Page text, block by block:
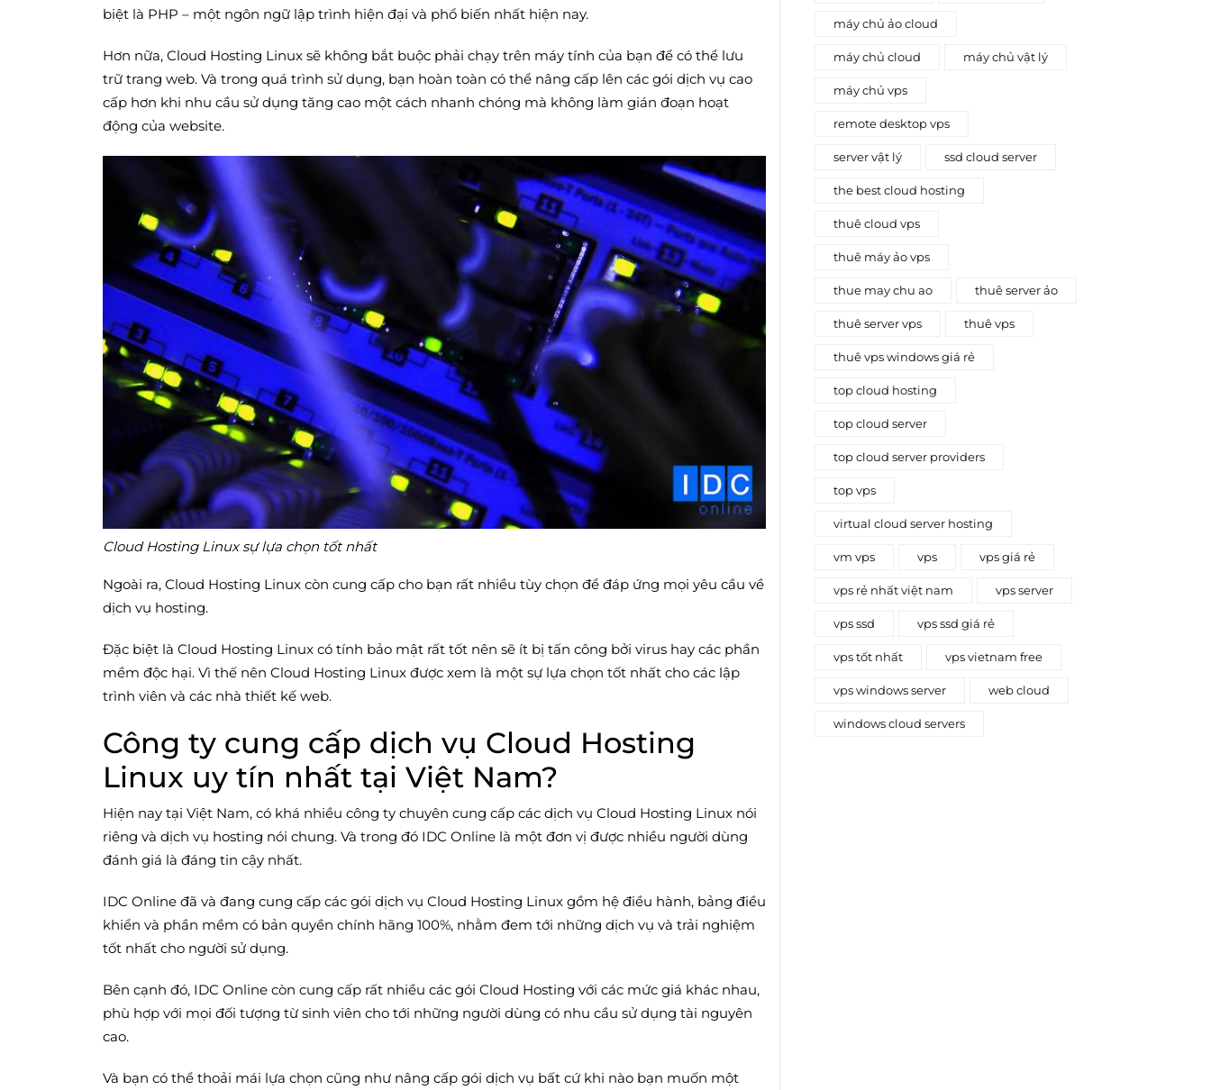
biệt là PHP – một ngôn ngữ lập trình hiện đại và phổ biến nhất hiện nay.
Hơn nữa, Cloud Hosting Linux sẽ không bắt buộc phải chạy trên máy tính của bạn để có thể lưu
trữ trang web. Và trong quá trình sử dụng, bạn hoàn toàn có thể nâng cấp lên các gói dịch vụ cao
cấp hơn khi nhu cầu sử dụng tăng cao một cách nhanh chóng mà không làm gián đoạn hoạt
động của website.
Cloud Hosting Linux sự lựa chọn tốt nhất
Ngoài ra, Cloud Hosting Linux còn cung cấp cho bạn rất nhiều tùy chọn để đáp ứng mọi yêu cầu về
dịch vụ hosting.
Đặc biệt là Cloud Hosting Linux có tính bảo mật rất tốt nên sẽ ít bị tấn công bởi virus hay các phần
mềm độc hại. Vì thế nên Cloud Hosting Linux được xem là một sự lựa chọn tốt nhất cho các lập
trình viên và các nhà thiết kế web.
Công ty cung cấp dịch vụ Cloud Hosting
Linux uy tín nhất tại Việt Nam?
Hiện nay tại Việt Nam, có khá nhiều công ty chuyên cung cấp các dịch vụ Cloud Hosting Linux nói
riêng và dịch vụ hosting nói chung. Và trong đó IDC Online là một đơn vị được nhiều người dùng
đánh giá là đáng tin cậy nhất.
IDC Online đã và đang cung cấp các gói dịch vụ Cloud Hosting Linux gồm hệ điều hành, bảng điều
khiển và phần mềm có bản quyền chính hãng 100%, nhằm đem tới những dịch vụ và trải nghiệm
tốt nhất cho người sử dụng.
Bên cạnh đó, IDC Online còn cung cấp rất nhiều các gói Cloud Hosting với các mức giá khác nhau,
phù hợp với mọi đối tượng từ sinh viên cho tới những người dùng có nhu cầu sử dụng tài nguyên
cao.
Và bạn có thể thoải mái lựa chọn cũng như nâng cấp gói dịch vụ bất cứ khi nào bạn muốn một
máy chủ ảo cloud
máy chủ cloud máy chủ vật lý
máy chủ vps
remote desktop vps
server vật lý ssd cloud server
the best cloud hosting
thuê cloud vps
thuê máy ảo vps
thue may chu ao thuê server ảo
thuê server vps thuê vps
thuê vps windows giá rẻ
top cloud hosting
top cloud server
top cloud server providers
top vps
virtual cloud server hosting
vm vps vps vps giá rẻ
vps rẻ nhất việt nam vps server
vps ssd vps ssd giá rẻ
vps tốt nhất vps vietnam free
vps windows server web cloud
windows cloud servers